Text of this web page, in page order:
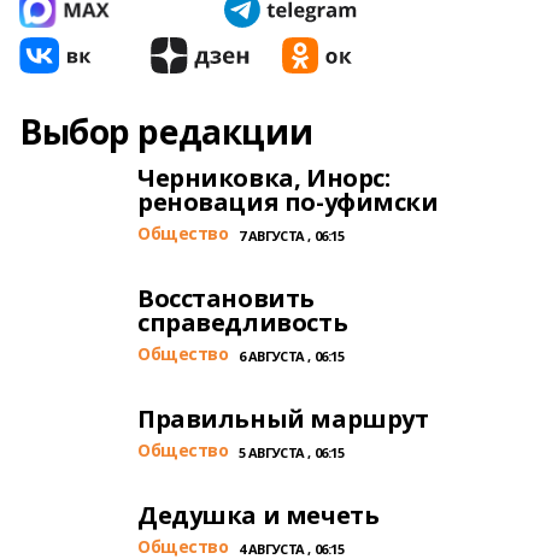
Выбор редакции
Черниковка, Инорс:
реновация по-уфимски
Общество 7 АВГУСТА , 06:15
Восстановить
справедливость
Общество 6 АВГУСТА , 06:15
Правильный маршрут
Общество 5 АВГУСТА , 06:15
Дедушка и мечеть
Общество 4 АВГУСТА , 06:15